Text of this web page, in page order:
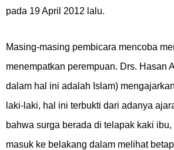
pada 19 April 2012 lalu.
Masing-masing pembicara mencoba
menempatkan perempuan. Drs. Hasan
dalam hal ini adalah Islam)
laki-laki, hal ini terbukti dari adanya
bahwa surga berada di telapak kaki
masuk ke belakang dalam melihat